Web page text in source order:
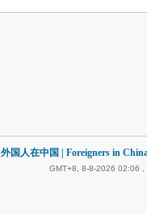
外国人在中国 | Foreigners in
GMT+8, 8-8-2026 02:06